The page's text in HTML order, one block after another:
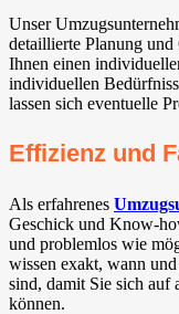
Unser
detaillierte Planung
Ihnen einen
individuellen
lassen sich eventuelle
Effizienz und
Als erfahrenes
Geschick und Know-
und problemlos wie
wissen exakt, wann
sind, damit Sie sich auf
können.